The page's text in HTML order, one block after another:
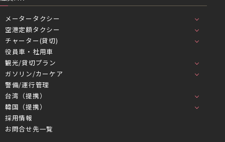
メータータクシー
空港定額タクシー
チャーター(貸切)
役員車・社用車
観光/貸切プラン
ガソリン/カーケア
警備/運行管理
台湾（提携）
韓国（提携）
採用情報
お問合せ先一覧